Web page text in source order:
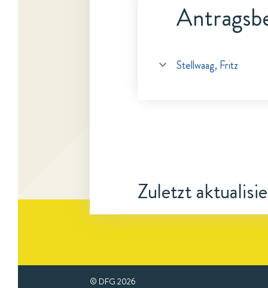
Stellwaag, Fritz
Zuletzt
© DFG 2026